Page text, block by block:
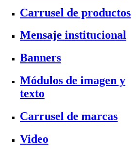
Carrusel de productos
Mensaje institucional
Banners
Módulos de imagen y
texto
Carrusel de marcas
Video